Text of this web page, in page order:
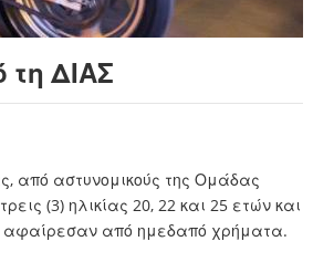
ΔΙΑΣ
από αστυνομικούς της Ομάδας
(3) ηλικίας 20, 22 και 25 ετών και
αφαίρεσαν από ημεδαπό χρήματα.